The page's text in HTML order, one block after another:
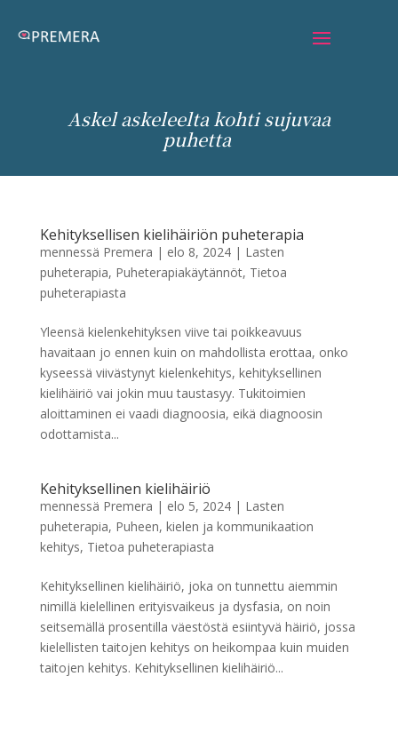
Askel askeleelta kohti sujuvaa
puhetta
Kehityksellisen kielihäiriön puheterapia
mennessä Premera | elo 8, 2024| Lasten
puheterapia, Puheterapiakäytännöt, Tietoa
puheterapiasta
Yleensä kielenkehityksen viive tai poikkeavuus
havaitaan jo ennen kuin on mahdollista erottaa, onko
kyseessä viivästynyt kielenkehitys, kehityksellinen
kielihäiriö vai jokin muu taustasyy. Tukitoimien
aloittaminen ei vaadi diagnoosia, eikä diagnoosin
odottamista...
Kehityksellinen kielihäiriö
mennessä Premera | elo 5, 2024| Lasten
puheterapia, Puheen, kielen ja kommunikaation
kehitys, Tietoa puheterapiasta
Kehityksellinen kielihäiriö, joka on tunnettu aiemmin
nimillä kielellinen erityisvaikeus ja dysfasia, on noin
seitsemällä prosentilla väestöstä esiintyvä häiriö, jossa
kielellisten taitojen kehitys on heikompaa kuin muiden
taitojen kehitys. Kehityksellinen kielihäiriö...